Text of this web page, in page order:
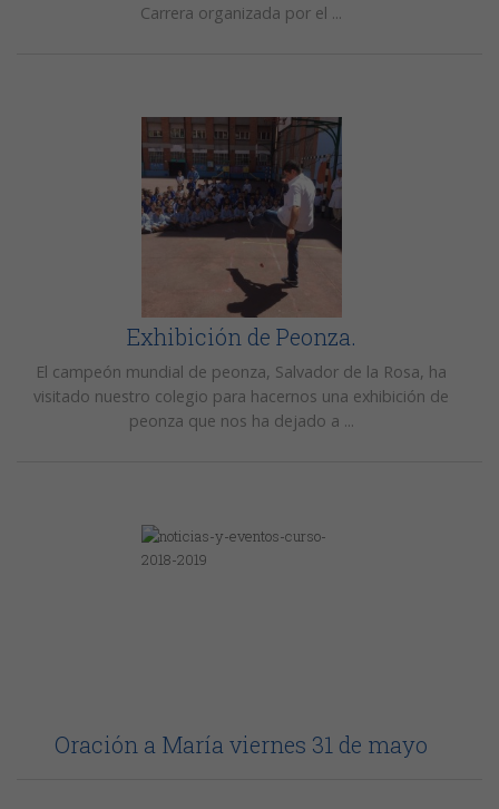
Carrera organizada por el ...
Exhibición de Peonza.
El campeón mundial de peonza, Salvador de la Rosa, ha
visitado nuestro colegio para hacernos una exhibición de
peonza que nos ha dejado a ...
Oración a María viernes 31 de mayo